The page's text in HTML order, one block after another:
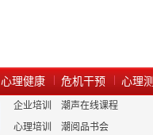
心理健康 危机干预 心理
企业培训
潮声在线课程
心理培训
潮阅品书会